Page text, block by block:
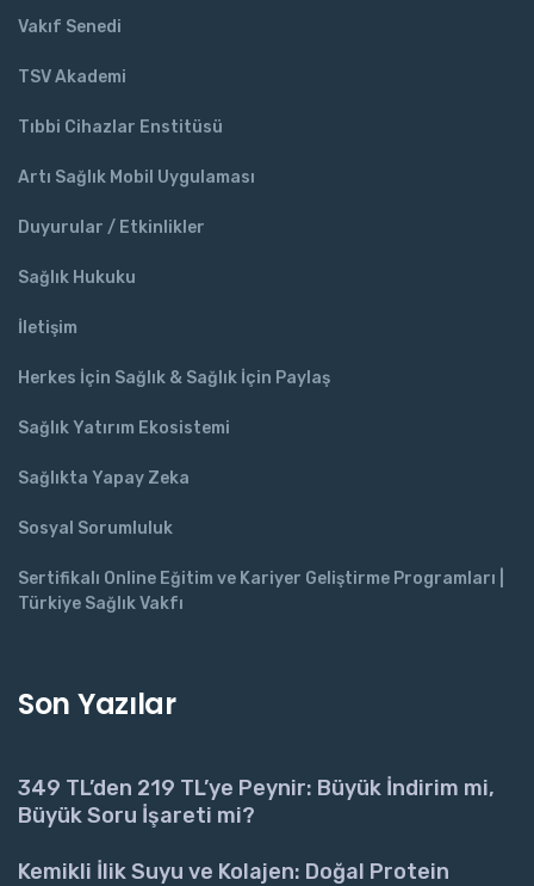
Vakıf Senedi
TSV Akademi
Tıbbi Cihazlar Enstitüsü
Artı Sağlık Mobil Uygulaması
Duyurular / Etkinlikler
Sağlık Hukuku
İletişim
Herkes İçin Sağlık & Sağlık İçin Paylaş
Sağlık Yatırım Ekosistemi
Sağlıkta Yapay Zeka
Sosyal Sorumluluk
Sertifikalı Online Eğitim ve Kariyer Geliştirme Programları |
Türkiye Sağlık Vakfı
Son Yazılar
349 TL’den 219 TL’ye Peynir: Büyük İndirim mi,
Büyük Soru İşareti mi?
Kemikli İlik Suyu ve Kolajen: Doğal Protein